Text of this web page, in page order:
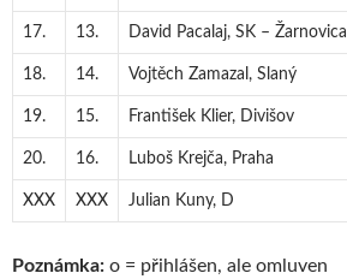
17. 13. David Pacalaj, SK – Žarnovica
18. 14. Vojtěch Zamazal, Slaný
19. 15. František Klier, Divišov
20. 16. Luboš Krejča, Praha
XXX XXX Julian Kuny, D
Poznámka: o = přihlášen, ale omluven